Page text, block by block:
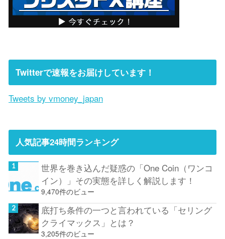
Twitterで速報をお届けしています！
Tweets by vmoney_japan
人気記事24時間ランキング
世界を巻き込んだ疑惑の「One Coin（ワンコ
イン）」その実態を詳しく解説します！
9,470件のビュー
底打ち条件の一つと言われている「セリング
クライマックス」とは？
3,205件のビュー